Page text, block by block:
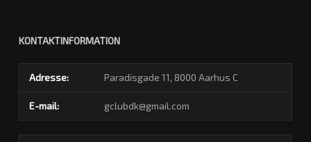
KONTAKTINFORMATION
Adresse: Paradisgade 11, 8000 Aarhus C
E-mail: gclubdk@gmail.com